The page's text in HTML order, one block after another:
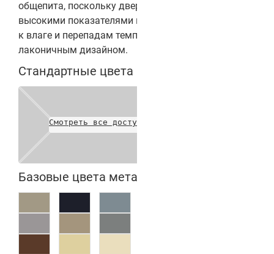
общепита, поскольку дверь Balance_5 обладает
высокими показателями прочности, устойчивости
к влаге и перепадам температуры, а также
лаконичным дизайном.
Стандартные цвета полотен
Смотреть все доступные цвета
Базовые цвета металлических коробок